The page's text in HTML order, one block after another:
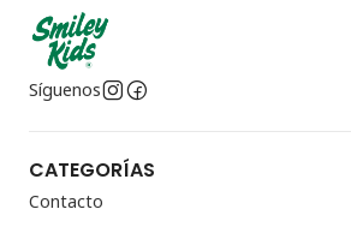
Síguenos
CATEGORÍAS
Contacto